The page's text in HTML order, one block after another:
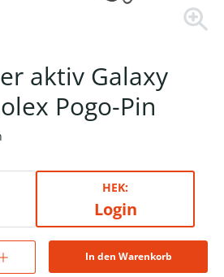
aktiv Galaxy
Pogo-Pin
HEK:
Login
In den Warenkorb